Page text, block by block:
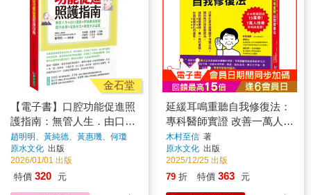
金石堂
【電子書】口腔功能促進照
護指南：無管人生．由口進
食．排除進食障礙．提升自
尊．促進社交．增進生活品
質
趙明明、黃純德、黃惠璣、何瓊
玲、王雪珮、呂志忠、葉建鑫、賴
俞綺著
原水文化 出版
2026/01/01 出版
特價 320 元
延緩耳鳴重聽自我修復法：
專科醫師實證 改善一萬人耳
朵的方法
木村至信 著
原水文化 出版
2025/12/25 出版
79 折 特價 363 元